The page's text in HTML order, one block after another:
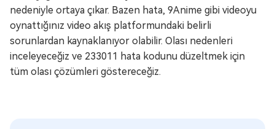
nedeniyle ortaya çıkar. Bazen hata, 9Anime gibi videoyu
oynattığınız video akış platformundaki belirli
sorunlardan kaynaklanıyor olabilir. Olası nedenleri
inceleyeceğiz ve 233011 hata kodunu düzeltmek için
tüm olası çözümleri göstereceğiz.